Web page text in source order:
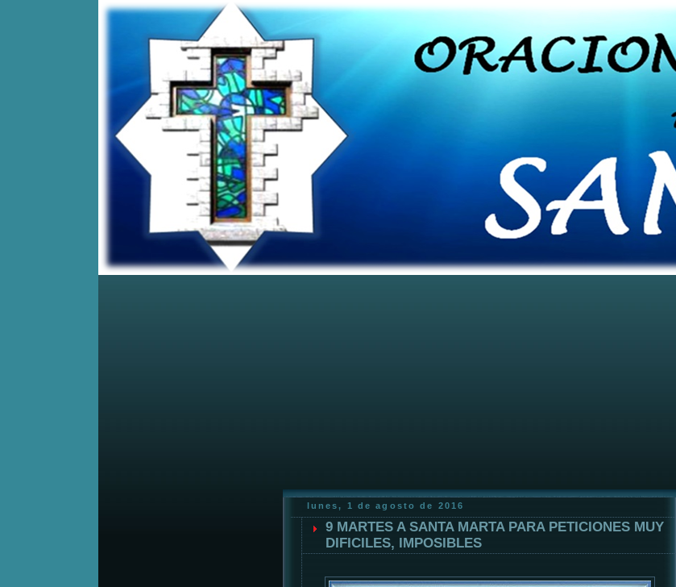
Home Posts RSS Comments RSS
lunes, 1 de agosto de 2016
9 MARTES A SANTA MARTA PARA PETICIONES MUY
DIFICILES, IMPOSIBLES